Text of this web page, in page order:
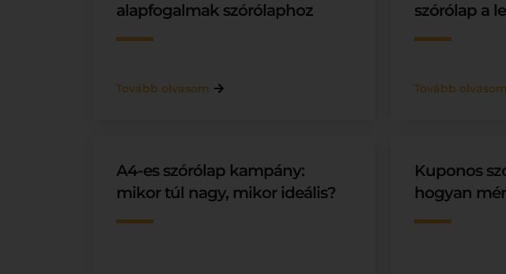
alapfogalmak szórólaphoz
Tovább olvasom
szórólap a
Tovább olvasom
A4-es szórólap kampány:
mikor túl nagy, mikor ideális?
Kuponos
hogyan